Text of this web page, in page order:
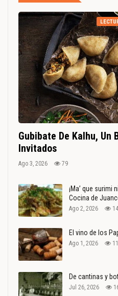
Gubibate De Kalhu, Un
Invitados
Ago 3, 2026 79
¡Ma’ que
Cocina de
Ago 2, 2026
El vino de los
Ago 1, 2026
De cantinas y
Jul 26, 2026